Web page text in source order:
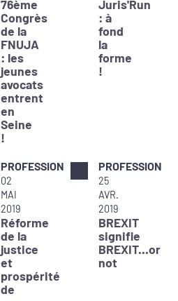
76ème
Congrès
de la
FNUJA
: les
jeunes
avocats
entrent
en
Seine
!
Juris'Run
: à
fond
la
forme
!
PROFESSION
02
MAI
2019
Réforme
de la
justice
et
prospérité
de
PROFESSION
25
AVR.
2019
BREXIT
signifie
BREXIT...or
not